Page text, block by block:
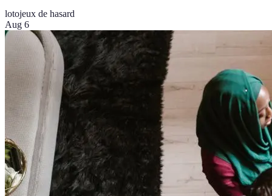
lotojeux de hasard
Aug 6